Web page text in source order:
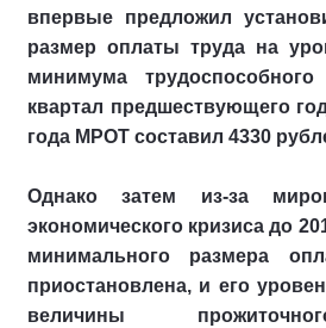
впервые предложил
размер оплаты труда на
минимума
квартал предшествующего
года МРОТ составил 4330
Однако затем из-за
экономического кризиса до
минимального размера
приостановлена, и его
величины